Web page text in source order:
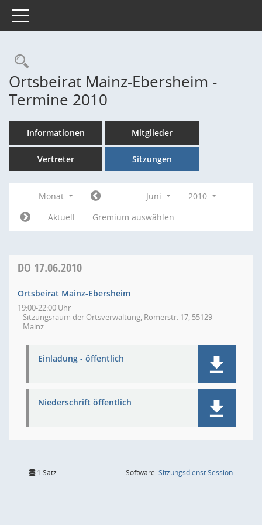
Toggle navigation
Rechercheauswahl
Ortsbeirat Mainz-Ebersheim -
Termine 2010
Informationen Mitglieder
Vertreter Sitzungen
Monat Juni
2010
Aktuell
Gremium auswählen
DO 17.06.2010
Ortsbeirat Mainz-Ebersheim
19:00-22:00 Uhr
Sitzungsraum der Ortsverwaltung, Römerstr. 17, 55129
Mainz
Einladung - öffentlich
Niederschrift öffentlich
1 Satz Software:SitzungsdienstSession(Wird in